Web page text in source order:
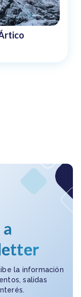
la información
salidas